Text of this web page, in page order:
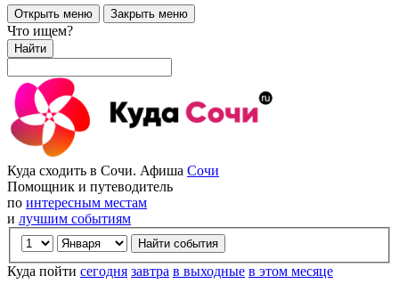
Открыть меню Закрыть меню
Что ищем?
Найти
Куда сходить в Сочи. Афиша Сочи
Помощник и путеводитель
по интересным местам
и лучшим событиям
Куда пойти сегодня завтра в выходные в этом месяце